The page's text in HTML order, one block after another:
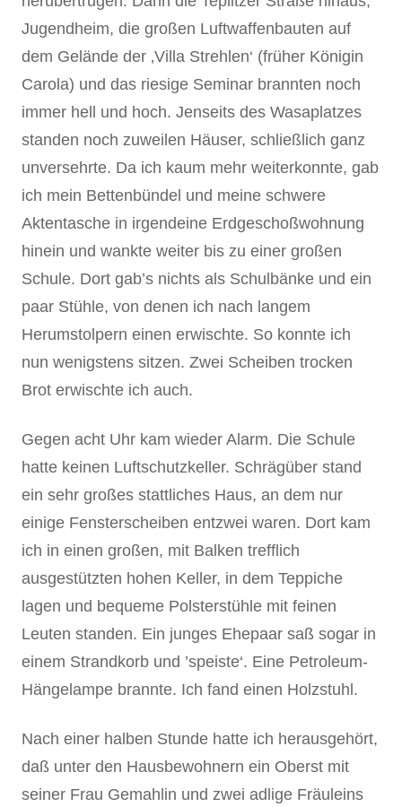
Jugendheim, die großen Luftwaffenbauten auf
dem Gelände der ‚Villa Strehlen‘ (früher Königin
Carola) und das riesige Seminar brannten noch
immer hell und hoch. Jenseits des Wasaplatzes
standen noch zuweilen Häuser, schließlich ganz
unversehrte. Da ich kaum mehr weiterkonnte, gab
ich mein Bettenbündel und meine schwere
Aktentasche in irgendeine Erdgeschoßwohnung
hinein und wankte weiter bis zu einer großen
Schule. Dort gab’s nichts als Schulbänke und ein
paar Stühle, von denen ich nach langem
Herumstolpern einen erwischte. So konnte ich
nun wenigstens sitzen. Zwei Scheiben trocken
Brot erwischte ich auch.
Gegen acht Uhr kam wieder Alarm. Die Schule
hatte keinen Luftschutzkeller. Schrägüber stand
ein sehr großes stattliches Haus, an dem nur
einige Fensterscheiben entzwei waren. Dort kam
ich in einen großen, mit Balken trefflich
ausgestützten hohen Keller, in dem Teppiche
lagen und bequeme Polsterstühle mit feinen
Leuten standen. Ein junges Ehepaar saß sogar in
einem Strandkorb und ’speiste‘. Eine Petroleum-
Hängelampe brannte. Ich fand einen Holzstuhl.
Nach einer halben Stunde hatte ich herausgehört,
daß unter den Hausbewohnern ein Oberst mit
seiner Frau Gemahlin und zwei adlige Fräuleins